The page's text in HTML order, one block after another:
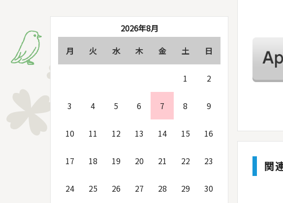
関
2026年8月
月
火 水 木 金 土 日
1 2
3 4 5 6 7 8 9
10 11 12 13 14 15 16
17 18 19 20 21 22 23
24 25 26 27 28 29 30